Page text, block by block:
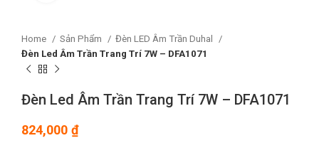
Home Sản Phẩm
Đèn LED Âm Trần Duhal
Đèn Led Âm Trần Trang Trí 7W – DFA1071
Đèn Led Âm Trần Trang Trí 7W – DFA1071
824,000 ₫